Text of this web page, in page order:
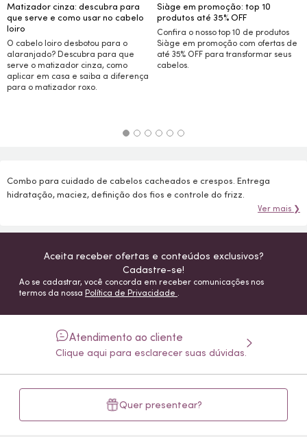
Matizador cinza: descubra para
que serve e como usar no cabelo
loiro
O cabelo loiro desbotou para o
alaranjado? Descubra para que
serve o matizador cinza, como
aplicar em casa e saiba a diferença
para o matizador roxo.
Siàge em promoção: top 10
produtos até 35%OFF
Confira o nosso top 10 de produtos
Siàge em promoção com ofertas de
até 35% OFF para transformar seus
cabelos.
Combo para cuidado de cabelos cacheados e crespos. Entrega
hidratação, maciez, definição dos fios e controle do frizz.
Ver mais ❯
Aceita receber ofertas e conteúdos exclusivos?
Cadastre-se!
Ao se cadastrar, você concorda em receber comunicações nos
termos da nossa Política de Privacidade .
Atendimento ao cliente
Clique aqui para esclarecer suas dúvidas.
Quer presentear?